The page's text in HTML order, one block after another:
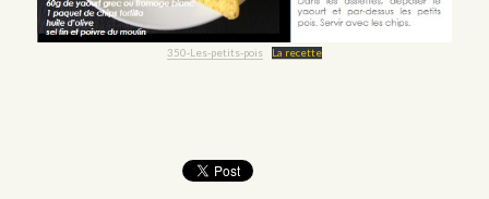
350-Les-petits-pois La recette